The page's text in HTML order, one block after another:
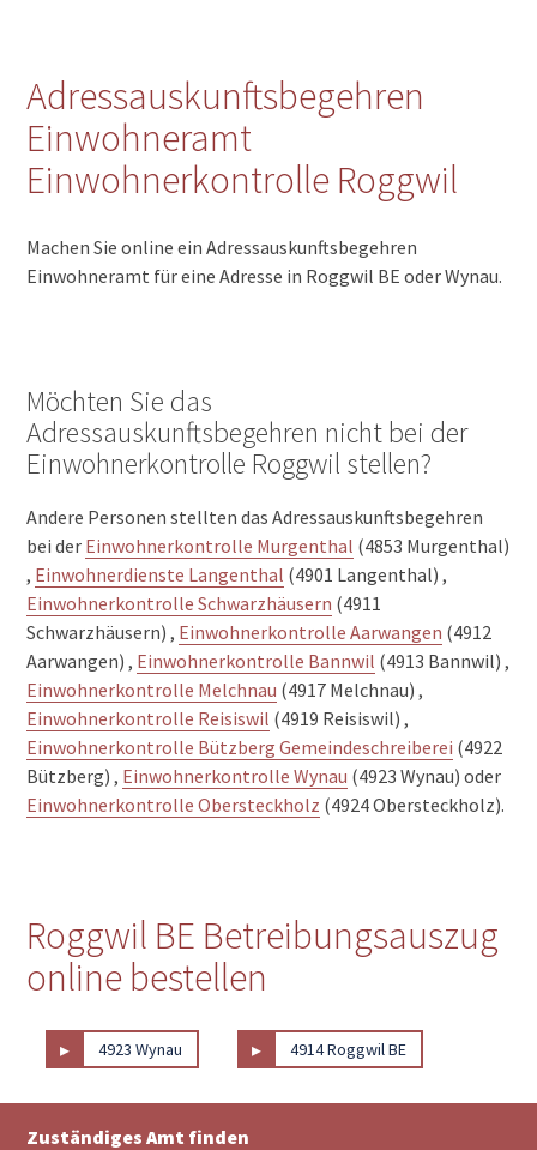
Adressauskunftsbegehren
Einwohneramt
Einwohnerkontrolle Roggwil
Machen Sie online ein Adressauskunftsbegehren
Einwohneramt für eine Adresse in Roggwil BE oder Wynau.
Möchten Sie das
Adressauskunftsbegehren nicht bei der
Einwohnerkontrolle Roggwil stellen?
Andere Personen stellten das Adressauskunftsbegehren
bei der Einwohnerkontrolle Murgenthal (4853 Murgenthal)
, Einwohnerdienste Langenthal (4901 Langenthal) ,
Einwohnerkontrolle Schwarzhäusern (4911
Schwarzhäusern) , Einwohnerkontrolle Aarwangen (4912
Aarwangen) , Einwohnerkontrolle Bannwil (4913 Bannwil) ,
Einwohnerkontrolle Melchnau (4917 Melchnau) ,
Einwohnerkontrolle Reisiswil (4919 Reisiswil) ,
Einwohnerkontrolle Bützberg Gemeindeschreiberei (4922
Bützberg) , Einwohnerkontrolle Wynau (4923 Wynau) oder
Einwohnerkontrolle Obersteckholz (4924 Obersteckholz).
Roggwil BE Betreibungsauszug
online bestellen
▸ 4923 Wynau ▸ 4914 Roggwil BE
Zuständiges Amt finden